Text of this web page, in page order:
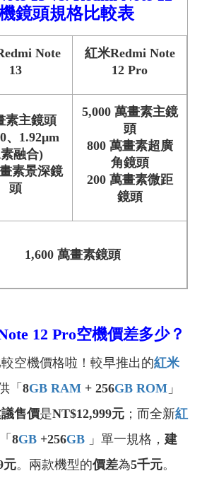
鏡頭規格比較表
Note
13
紅米Redmi Note
12 Pro
素主鏡頭
、1.92μm
融合)
素景深鏡
頭
5,000 萬畫素主鏡
頭
800 萬畫素超廣
角鏡頭
200 萬畫素微距
鏡頭
1,600 萬畫素鏡頭
12 Pro空機價差多少？
機價格啦！較早推出的紅米
「 8GB RAM + 256GB ROM 」
售價是NT$12,999元 ；而全新紅
8GB +256GB 」單一規格， 建
元。兩款機型的價差為5千元。